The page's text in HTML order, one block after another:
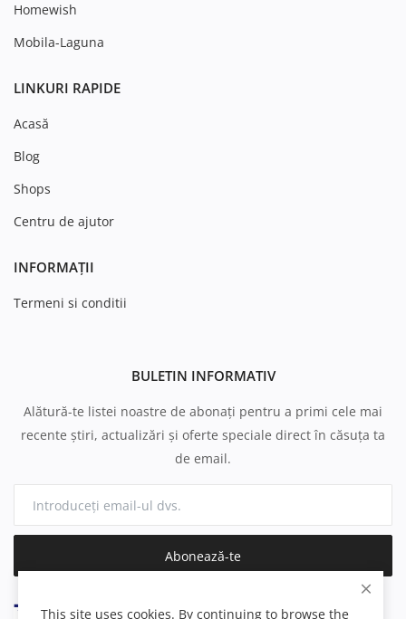
Homewish
Mobila-Laguna
LINKURI RAPIDE
Acasă
Blog
Shops
Centru de ajutor
INFORMAȚII
Termeni si conditii
BULETIN INFORMATIV
Alătură-te listei noastre de abonați pentru a primi cele mai
recente știri, actualizări și oferte speciale direct în căsuța ta
de email.
Abonează-te
This site uses cookies. By continuing to browse the